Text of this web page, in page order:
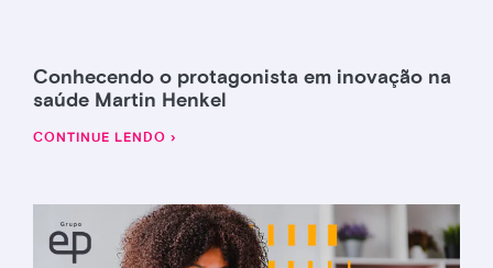
Conhecendo o protagonista em inovação na
saúde Martin Henkel
CONTINUE LENDO ›